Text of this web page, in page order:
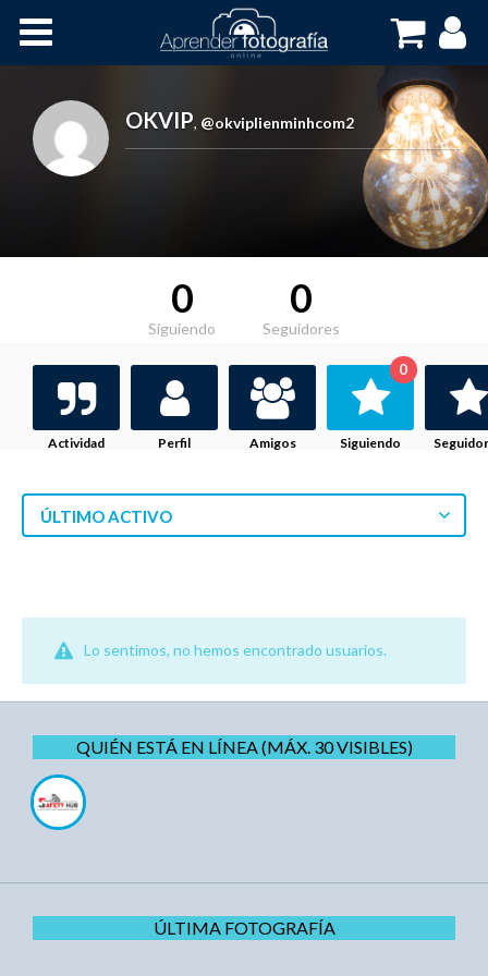
Cursos OnLine
OKVIP, @okviplienminhcom2
0
Siguiendo
0
Seguidores
Actividad Perfil Amigos Siguiendo
0
ÚLTIMO ACTIVO
Lo sentimos, no hemos encontrado usuarios.
QUIÉN ESTÁ EN LÍNEA (MÁX. 30 VISIBLES)
ÚLTIMA FOTOGRAFÍA